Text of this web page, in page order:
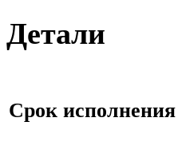
Детали
Срок исполнения